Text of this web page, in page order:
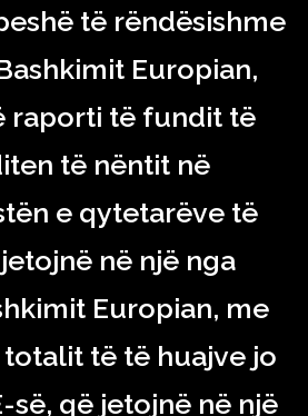
të rëndësishme
Europian,
raporti të fundit të
të nëntit në
e qytetarëve të
në një nga
Europian, me
totalit të të huajve jo
së, që jetojnë në një